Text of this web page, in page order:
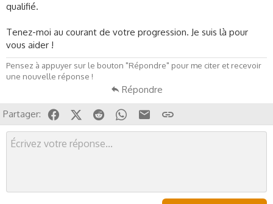
qualifié.
Tenez-moi au courant de votre progression. Je suis là pour
vous aider !
Pensez à appuyer sur le bouton "Répondre" pour me citer et recevoir
une nouvelle réponse !
Répondre
Partager: FacebookX (Twitter)
Reddit WhatsApp
Email